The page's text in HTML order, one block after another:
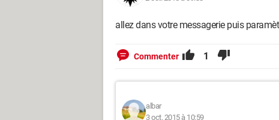
allez dans votre messagerie puis
Commenter 1
albar
3 oct. 2015 à 10:59